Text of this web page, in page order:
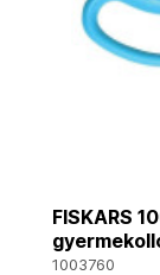
FISKARS
1003760